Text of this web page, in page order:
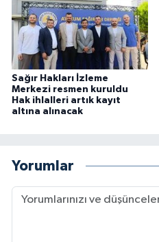
Sağır Hakları İzleme
Merkezi resmen kuruldu
Hak ihlalleri artık kayıt
altına alınacak
Yorumlar